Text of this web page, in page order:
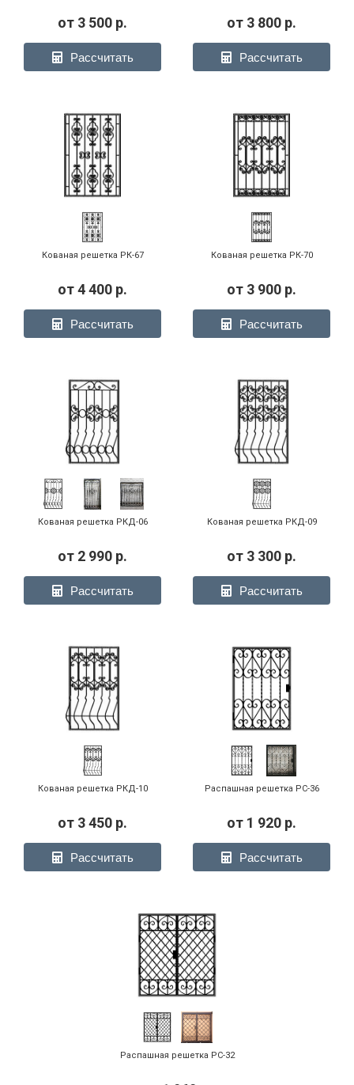
от 3 500 р.
Рассчитать
от 3 800 р.
Рассчитать
Кованая решетка РК-67
от4 400 р.
Рассчитать
Кованая решетка РК-70
от 3 900 р.
Рассчитать
Кованая решетка РКД-06
от 2 990 р.
Рассчитать
Кованая решетка РКД-09
от 3 300 р.
Рассчитать
Кованая решетка РКД-10
от 3 450 р.
Рассчитать
Распашная решетка РС-36
от 1 920 р.
Рассчитать
Распашная решетка РС-32